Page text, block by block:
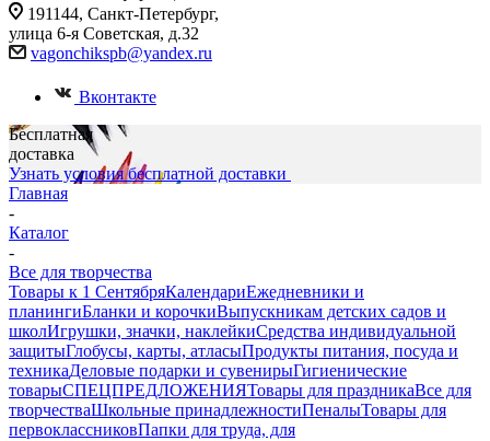
191144, Санкт-Петербург,
улица 6-я Советская, д.32
vagonchikspb@yandex.ru
Вконтакте
Бесплатная
доставка
Узнать условия бесплатной доставки
Главная
-
Каталог
-
Все для творчества
Товары к 1 СентябряКалендариЕжедневники и
планингиБланки и корочкиВыпускникам детских садов и
школИгрушки, значки, наклейкиСредства индивидуальной
защитыГлобусы, карты, атласыПродукты питания, посуда и
техникаДеловые подарки и сувенирыГигиенические
товарыСПЕЦПРЕДЛОЖЕНИЯТовары для праздникаВсе для
творчестваШкольные принадлежностиПеналыТовары для
первоклассниковПапки для труда, для